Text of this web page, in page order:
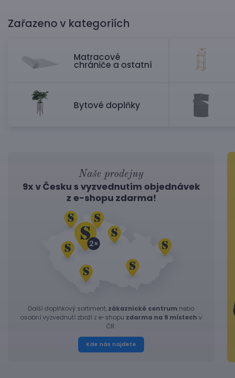
Zařazeno v kategoriích
Matracové
chrániče a ostatní
Bytové doplňky
Naše prodejny
9x v Česku s vyzvednutím objednávek
z e-shopu zdarma!
Další doplňkový sortiment, zákaznické centrum nebo
osobní vyzvednutí zboží z e-shopu zdarma na 9 místech v
ČR.
Kde nás najdete